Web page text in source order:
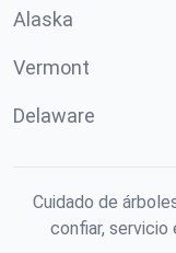
Alaska
Vermont
Delaware
Cuidado de
confiar, servicio